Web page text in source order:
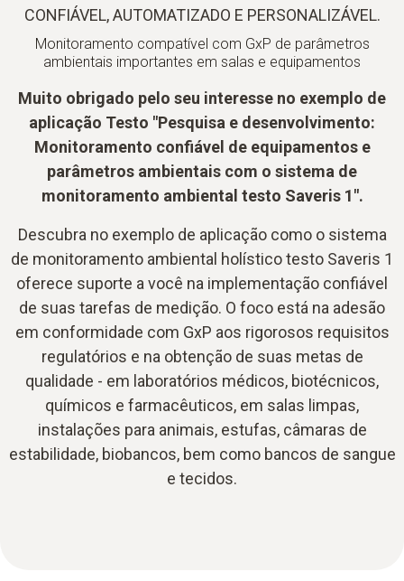
CONFIÁVEL, AUTOMATIZADO E PERSONALIZÁVEL.
Monitoramento compatível com GxP de parâmetros
ambientais importantes em salas e equipamentos
Muito obrigado pelo seu interesse no exemplo de
aplicação Testo "Pesquisa e desenvolvimento:
Monitoramento confiável de equipamentos e
parâmetros ambientais com o sistema de
monitoramento ambiental testo Saveris 1".
Descubra no exemplo de aplicação como o sistema
de monitoramento ambiental holístico testo Saveris 1
oferece suporte a você na implementação confiável
de suas tarefas de medição. O foco está na adesão
em conformidade com GxP aos rigorosos requisitos
regulatórios e na obtenção de suas metas de
qualidade - em laboratórios médicos, biotécnicos,
químicos e farmacêuticos, em salas limpas,
instalações para animais, estufas, câmaras de
estabilidade, biobancos, bem como bancos de sangue
e tecidos.